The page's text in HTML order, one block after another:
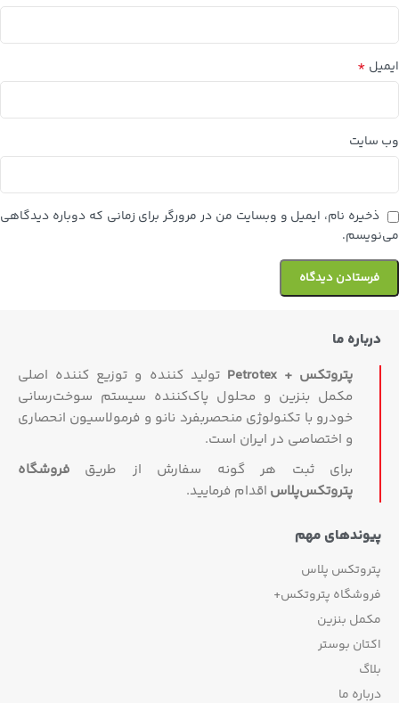
ایمیل *
وب‌ سایت
ذخیره نام، ایمیل و وبسایت من در مرورگر برای زمانی که دوباره دیدگاهی
می‌نویسم.
درباره ما
پتروتکس + Petrotex
تولید کننده و توزیع کننده اصلی
مکمل بنزین و محلول پاک‌کننده سیستم سوخت‌رسانی
خودرو با تکنولوژی منحصربفرد نانو و فرمولاسیون انحصاری
و اختصاصی در ایران است.
برای ثبت هر گونه سفارش از طریق فروشگاه
پتروتکس‏‌پلاس اقدام فرمایید.
پیوندهای مهم
پتروتکس پلاس
فروشگاه پتروتکس+
مکمل بنزین
اکتان بوستر
بلاگ
درباره ما